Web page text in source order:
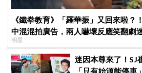
《鐵拳教育》「羅華振」又回來啦？
中混混拍廣告，兩人嚇壞反應笑翻劇
明星
迷因本尊來了！SJ
「只有始源能停